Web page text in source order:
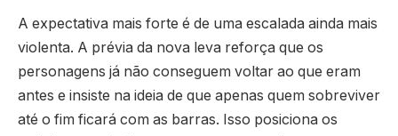
A expectativa mais forte é de uma escalada ainda mais
violenta. A prévia da nova leva reforça que os
personagens já não conseguem voltar ao que eram
antes e insiste na ideia de que apenas quem sobreviver
até o fim ficará com as barras. Isso posiciona os